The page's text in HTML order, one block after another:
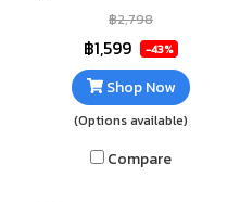
กระจกนิรภัยหนา 7mm เสริมฟอ
ยกันความร้อนใต้กระจก ทำความ
สะอาดง่าย
฿2,798
฿1,599 -43%
Shop Now
(Options available)
Compare